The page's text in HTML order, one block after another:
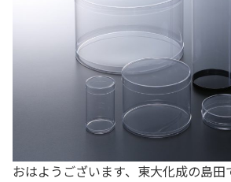
おはようございます、東大化成の島田